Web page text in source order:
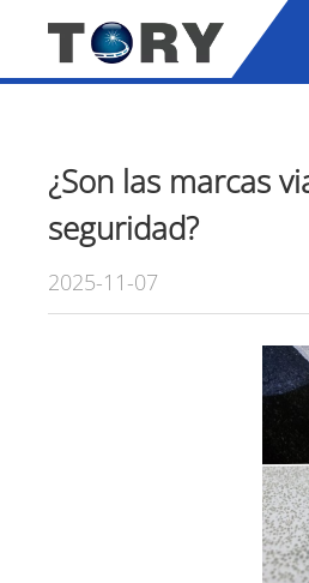
¿Son las marcas
seguridad?
2025-11-07